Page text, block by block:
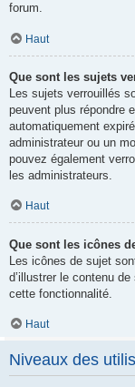
forum.
Haut
Que sont les sujets
Les sujets verrouillés
peuvent plus répondre
automatiquement
administrateur ou un
pouvez également
les administrateurs.
Haut
Que sont les icônes
Les icônes de sujet
d’illustrer le contenu
cette fonctionnalité.
Haut
Niveaux des